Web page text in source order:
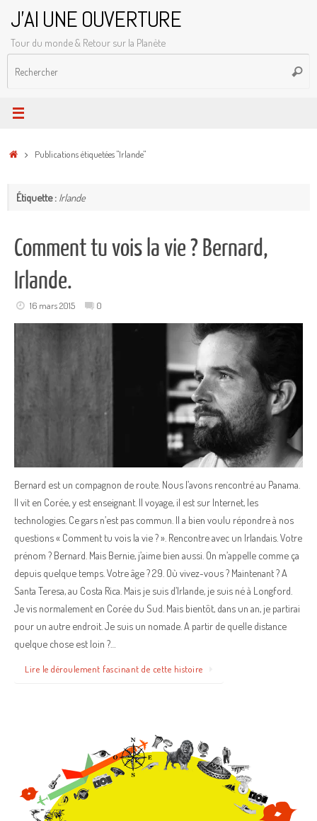
contenu
J'AI UNE OUVERTURE
Tour du monde & Retour sur la Planète
AccueilPublications étiquetées "Irlande"
Étiquette : Irlande
Comment tu vois la vie ? Bernard,
Irlande.
16 mars 2015 0
Bernard est un compagnon de route. Nous l’avons rencontré au Panama.
Il vit en Corée, y est enseignant. Il voyage, il est sur Internet, les
technologies. Ce gars n’est pas commun. Il a bien voulu répondre à nos
questions « Comment tu vois la vie ? ». Rencontre avec un Irlandais. Votre
prénom ? Bernard. Mais Bernie, j’aime bien aussi. On m’appelle comme ça
depuis quelque temps. Votre âge ? 29. Où vivez-vous ? Maintenant ? A
Santa Teresa, au Costa Rica. Mais je suis d’Irlande, je suis né à Longford.
Je vis normalement en Corée du Sud. Mais bientôt, dans un an, je partirai
pour un autre endroit. Je suis un nomade. A partir de quelle distance
quelque chose est loin ?…
Lire le déroulement fascinant de cette histoire